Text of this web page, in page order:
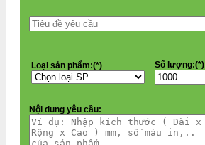
Loại sản phẩm:(*) Số lượng:(*)
Nội dung yêu cầu: